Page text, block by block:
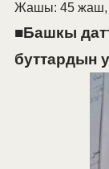
Жашы: 45 жаш,
■Башкы
буттардын